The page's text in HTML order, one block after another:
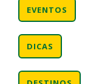
EVENTOS
DICAS